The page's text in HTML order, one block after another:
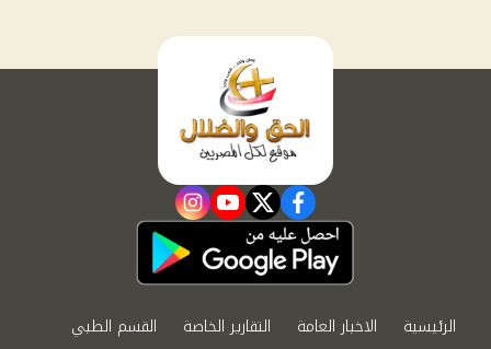
facebook
twitter
youtube
instagram
الرئيسية الاخبار العامة التقارير الخاصة
القسم الطبي